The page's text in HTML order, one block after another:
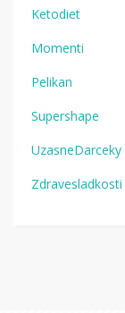
Ketodiet
Momenti
Pelikan
Supershape
UzasneDarceky
Zdravesladkosti